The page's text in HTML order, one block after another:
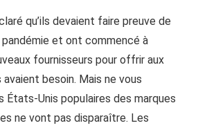
qu’ils devaient faire preuve de
et ont commencé à
fournisseurs pour offrir aux
besoin. Mais ne vous
États-Unis populaires des marques
ne vont pas disparaître. Les